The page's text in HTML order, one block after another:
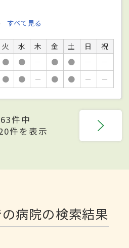
すべて見る
火 水 木 金 土 日
祝
● ● － ● ● －
－
● ● － ● ● － －
63件中
件を表示
病院の検索結果